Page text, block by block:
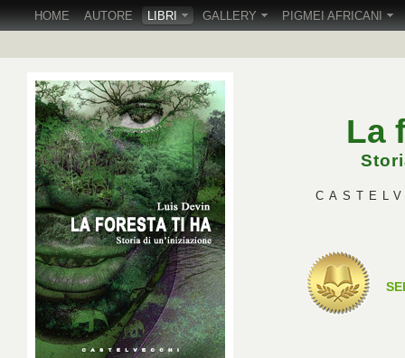
La
HOME AUTORE LIBRI GALLERY PIGMEI AFRICANI